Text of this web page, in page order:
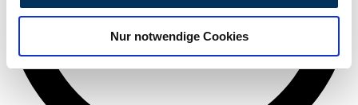
analysieren. Außerdem geben wir Informationen zu Ihrer
Verwendung unserer Website an unsere Partner für
soziale Medien, Werbung und Analysen weiter. Unsere
Partner führen diese Informationen möglicherweise mit
weiteren Daten zusammen, die Sie ihnen bereitgestellt
Nur notwendige Cookies